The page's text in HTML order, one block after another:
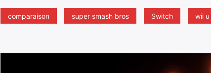
comparaison super smash bros Switch wii u